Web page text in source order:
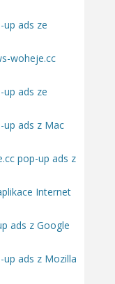
ads ze
woheje.cc
ads ze
ads z Mac
pop-up ads z
Internet
ads z Google
ads z Mozilla